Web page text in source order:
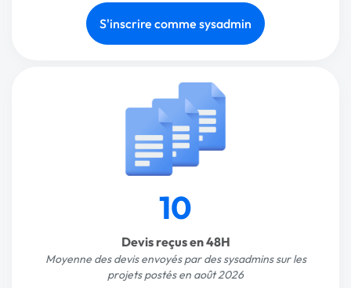
S'inscrire comme sysadmin
10
Devis reçus en 48H
Moyenne des devis envoyés par des sysadmins sur les
projets postés en août 2026